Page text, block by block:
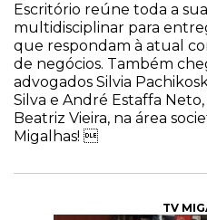
Escritório reúne toda a
multidisciplinar para
que respondam à atual
de negócios. Também
advogados Silvia
Silva e André Estaffa
Beatriz Vieira, na área
Migalhas! 
TV